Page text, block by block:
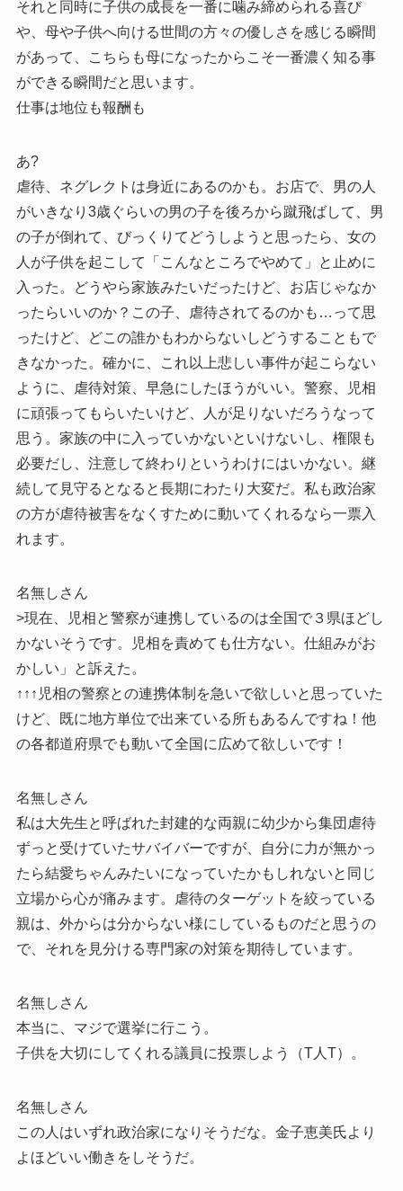
それと同時に子供の成長を一番に噛み締められる喜び
や、母や子供へ向ける世間の方々の優しさを感じる瞬間
があって、こちらも母になったからこそ一番濃く知る事
ができる瞬間だと思います。
仕事は地位も報酬も
あ?
虐待、ネグレクトは身近にあるのかも。お店で、男の人
がいきなり3歳ぐらいの男の子を後ろから蹴飛ばして、男
の子が倒れて、びっくりてどうしようと思ったら、女の
人が子供を起こして「こんなところでやめて」と止めに
入った。どうやら家族みたいだったけど、お店じゃなか
ったらいいのか？この子、虐待されてるのかも…って思
ったけど、どこの誰かもわからないしどうすることもで
きなかった。確かに、これ以上悲しい事件が起こらない
ように、虐待対策、早急にしたほうがいい。警察、児相
に頑張ってもらいたいけど、人が足りないだろうなって
思う。家族の中に入っていかないといけないし、権限も
必要だし、注意して終わりというわけにはいかない。継
続して見守るとなると長期にわたり大変だ。私も政治家
の方が虐待被害をなくすために動いてくれるなら一票入
れます。
名無しさん
>現在、児相と警察が連携しているのは全国で３県ほどし
かないそうです。児相を責めても仕方ない。仕組みがお
かしい」と訴えた。
↑↑↑児相の警察との連携体制を急いで欲しいと思っていた
けど、既に地方単位で出来ている所もあるんですね！他
の各都道府県でも動いて全国に広めて欲しいです！
名無しさん
私は大先生と呼ばれた封建的な両親に幼少から集団虐待
ずっと受けていたサバイバーですが、自分に力が無かっ
たら結愛ちゃんみたいになっていたかもしれないと同じ
立場から心が痛みます。虐待のターゲットを絞っている
親は、外からは分からない様にしているものだと思うの
で、それを見分ける専門家の対策を期待しています。
名無しさん
本当に、マジで選挙に行こう。
子供を大切にしてくれる議員に投票しよう（T人T）。
名無しさん
この人はいずれ政治家になりそうだな。金子恵美氏より
よほどいい働きをしそうだ。